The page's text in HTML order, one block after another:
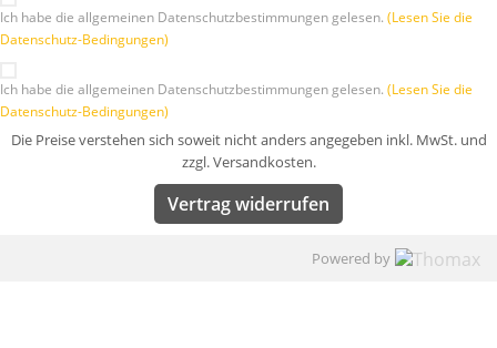
Ich habe die allgemeinen Datenschutzbestimmungen gelesen. (Lesen Sie die
Datenschutz-Bedingungen)
Ich habe die allgemeinen Datenschutzbestimmungen gelesen. (Lesen Sie die
Datenschutz-Bedingungen)
Die Preise verstehen sich soweit nicht anders angegeben inkl. MwSt. und
zzgl. Versandkosten.
Vertrag widerrufen
Powered by